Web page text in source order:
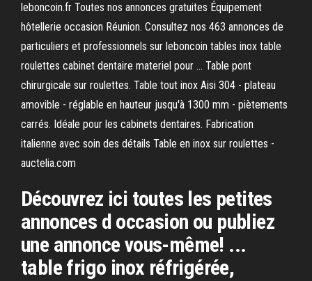
leboncoin.fr Toutes nos annonces gratuites Équipement
hôtellerie occasion Réunion. Consultez nos 463 annonces de
particuliers et professionnels sur leboncoin tables inox table
roulettes cabinet dentaire materiel pour ... Table pont
chirurgicale sur roulettes. Table tout inox Aisi 304 - plateau
amovible - réglable en hauteur jusqu'à 1300 mm - piètements
carrés. Idéale pour les cabinets dentaires. Fabrication
italienne avec soin des détails Table en inox sur roulettes -
auctelia.com
Découvrez ici toutes les petites
annonces d occasion ou publiez
une annonce vous-même! ...
table frigo inox réfrigérée,